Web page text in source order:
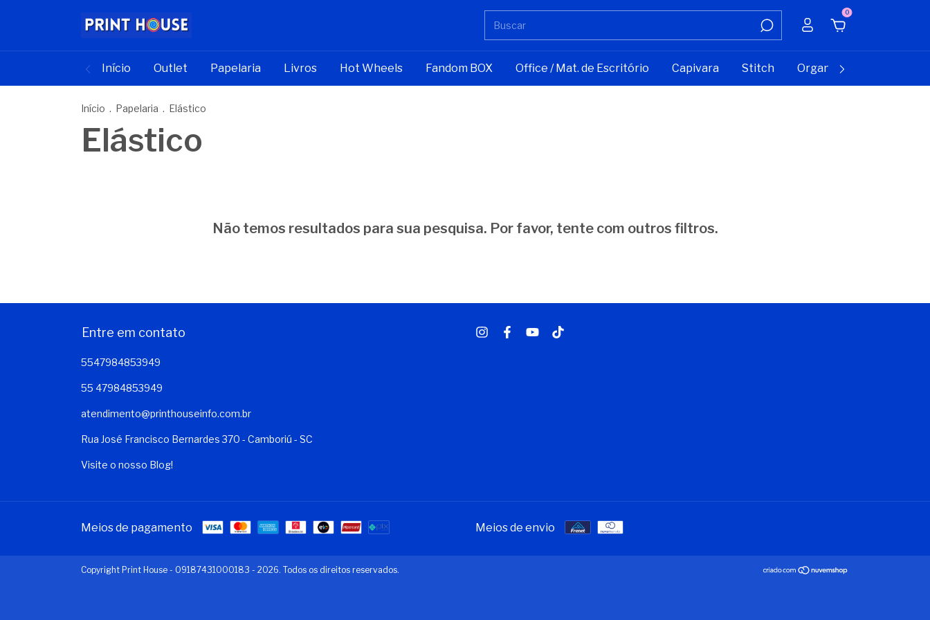
0
Início Outlet Papelaria Livros Hot Wheels Fandom BOX Office / Mat. de Escritório Capivara Stitch Organizadores
Início . Papelaria . Elástico
Elástico
Não temos resultados para sua pesquisa. Por favor, tente com outros filtros.
Entre em contato
5547984853949
55 47984853949
atendimento@printhouseinfo.com.br
Rua José Francisco Bernardes 370 - Camboriú - SC
Visite o nosso Blog!
Meios de pagamento Meios de envio
Copyright Print House - 09187431000183 - 2026. Todos os direitos reservados.